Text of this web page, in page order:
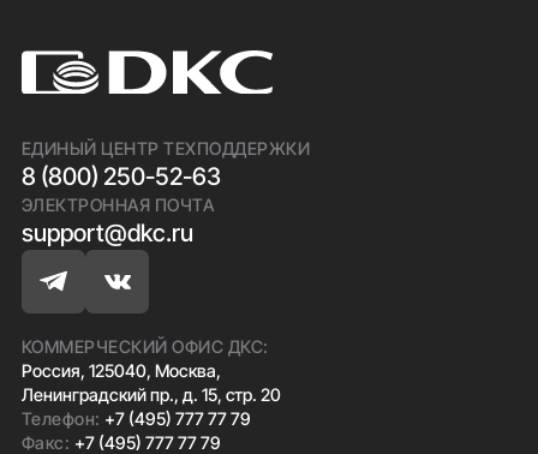
ЕДИНЫЙ ЦЕНТР ТЕХПОДДЕРЖКИ
8 (800) 250-52-63
ЭЛЕКТРОННАЯ ПОЧТА
support@dkc.ru
КОММЕРЧЕСКИЙ ОФИС ДКС:
Россия, 125040, Москва,
Ленинградский пр., д. 15, стр. 20
Телефон: +7 (495) 777 77 79
Факс: +7 (495) 777 77 79